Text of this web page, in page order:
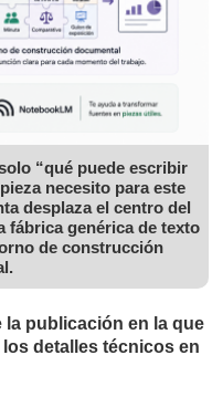
“qué puede escribir
necesito para este
desplaza el centro del
fábrica genérica de texto
de construcción
la publicación en la que
detalles técnicos en